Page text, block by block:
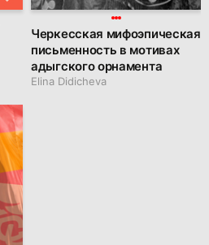
Черкесская мифоэпическая
письменность в мотивах
адыгского орнамента
Elina Didicheva